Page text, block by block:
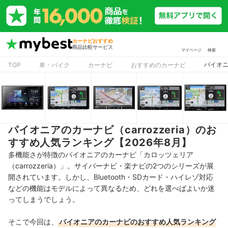
カーナビおすすめ
商品比較サービス
マイページ 検索
TOP 車・バイク カーナビ おすすめのカーナビ パイオ
パイオニアのカーナビ（carrozzeria）のお
すすめ人気ランキング【2026年8月】
多機能さが特徴のパイオニアのカーナビ「カロッツェリア
（carrozzeria）」。サイバーナビ・楽ナビの2つのシリーズが展
開されています。しかし、Bluetooth・SDカード・ハイレゾ対応
などの機能はモデルによって異なるため、どれを選べばよいか迷
ってしまうでしょう。
そこで今回は、 パイオニアのカーナビのおすすめ人気ランキング